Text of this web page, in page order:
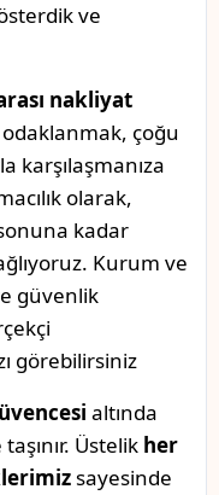
ve
nakliyat
çoğu
karşılaşmanıza
olarak,
kadar
Kurum ve
güvenlik
görebilirsiniz
altında
Üstelik her
sayesinde